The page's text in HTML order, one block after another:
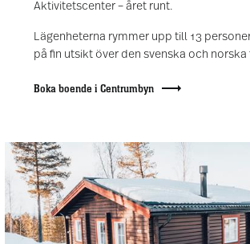
Aktivitetscenter – året runt.
Lägenheterna rymmer upp till 13
på fin utsikt över den svenska och
Boka boende i Centrumbyn